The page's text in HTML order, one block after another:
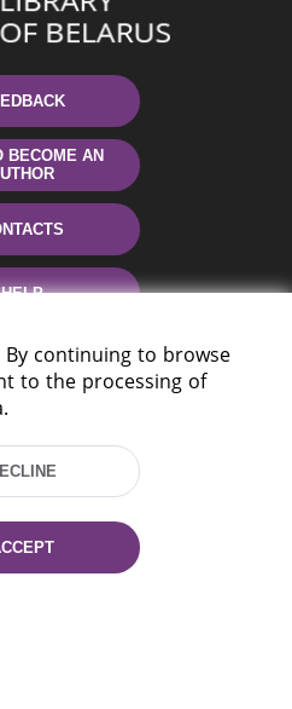
BECOME AN
HELP
116, Minsk,
37
By continuing to browse
to the processing of